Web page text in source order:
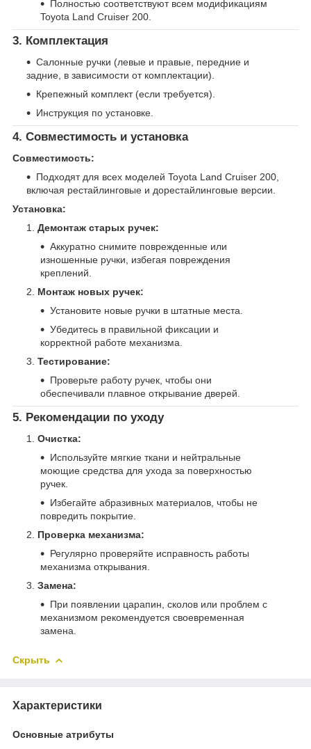
Полностью соответствуют всем модификациям
Toyota Land Cruiser 200.
3. Комплектация
Салонные ручки (левые и правые, передние и
задние, в зависимости от комплектации).
Крепежный комплект (если требуется).
Инструкция по установке.
4. Совместимость и установка
Совместимость:
Подходят для всех моделей Toyota Land Cruiser 200,
включая рестайлинговые и дорестайлинговые версии.
Установка:
Демонтаж старых ручек:
Аккуратно снимите поврежденные или
изношенные ручки, избегая повреждения
креплений.
Монтаж новых ручек:
Установите новые ручки в штатные места.
Убедитесь в правильной фиксации и
корректной работе механизма.
Тестирование:
Проверьте работу ручек, чтобы они
обеспечивали плавное открывание дверей.
5. Рекомендации по уходу
Очистка:
Используйте мягкие ткани и нейтральные
моющие средства для ухода за поверхностью
ручек.
Избегайте абразивных материалов, чтобы не
повредить покрытие.
Проверка механизма:
Регулярно проверяйте исправность работы
механизма открывания.
Замена:
При появлении царапин, сколов или проблем с
механизмом рекомендуется своевременная
замена.
Скрыть
Характеристики
Основные атрибуты